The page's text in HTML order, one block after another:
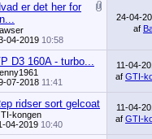
er det her for
04-2019 10:58
24-04-
af
D3 160A - turbo...
07-2018 11:41
11-04-
af GTI-
ridser sort gelcoat
kongen
04-2019 10:40
11-04-
af GTI-